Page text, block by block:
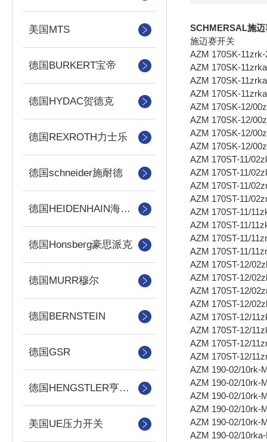
美国MTS
德国BURKERT宝帝
德国HYDAC贺德克
德国REXROTH力士乐
德国schneider施耐德
德国HEIDENHAIN海德汉
德国Honsberg豪思派克
德国MURR穆尔
德国BERNSTEIN
德国GSR
德国HENGSTLER亨士乐
美国UE压力开关
SCHMERSAL施
施迈赛开关
AZM 170SK-
AZM 170SK-
AZM 170SK-
AZM 170SK-
AZM 170SK-12/
AZM 170SK-12/
AZM 170SK-12/
AZM 170SK-12/
AZM 170ST-11/
AZM 170ST-11/
AZM 170ST-11/
AZM 170ST-11/
AZM 170ST-11/
AZM 170ST-11/
AZM 170ST-11/
AZM 170ST-11/
AZM 170ST-12/
AZM 170ST-12/
AZM 170ST-12/
AZM 170ST-12/
AZM 170ST-12/
AZM 170ST-12/
AZM 170ST-12/
AZM 170ST-12/
AZM 190-02/10rk-
AZM 190-02/10rk-
AZM 190-02/10rk-
AZM 190-02/10rk-
AZM 190-02/10rk-
AZM 190-02/